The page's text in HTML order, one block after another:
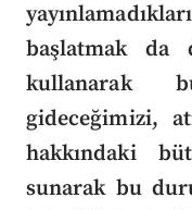
başlatmak da
kullanarak
gideceğimizi,
hakkındaki
sunarak bu